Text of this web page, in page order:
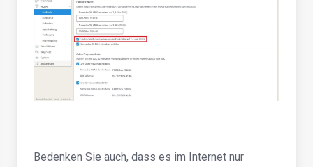
Bedenken Sie auch, dass es im Internet nur